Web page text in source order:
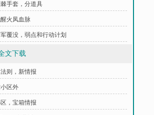
手套，分道具
火凤血脉
覆没，弱点和行动计划
文下载
则，新情报
区外
，宝箱情报